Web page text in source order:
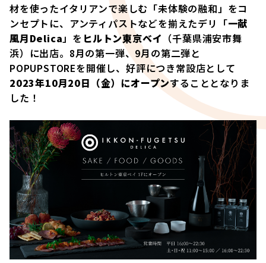
材を使ったイタリアンで楽しむ「未体験の融和」をコ
ンセプトに、アンティパストなどを揃えたデリ「一献
風月Delica」を ヒルトン東京ベイ （千葉県浦安市舞
浜）に出店。8月の第一弾、9月の第二弾と
POPUPSTOREを開催し、好評につき常設店として
2023年10月20日（金）にオープンすることとなりま
した！